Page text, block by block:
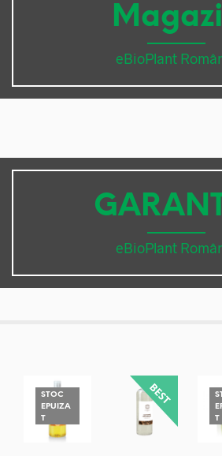
eBioPlant
eBioPlant
STOC
EPUIZA
T
T